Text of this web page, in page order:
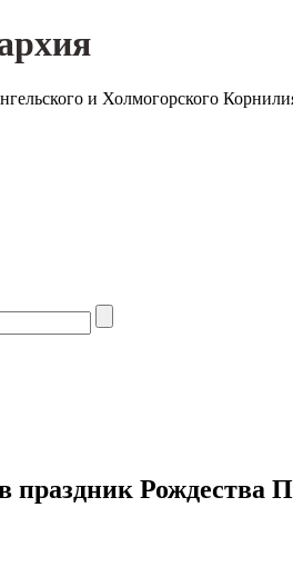
и Холмогорского
Рождества